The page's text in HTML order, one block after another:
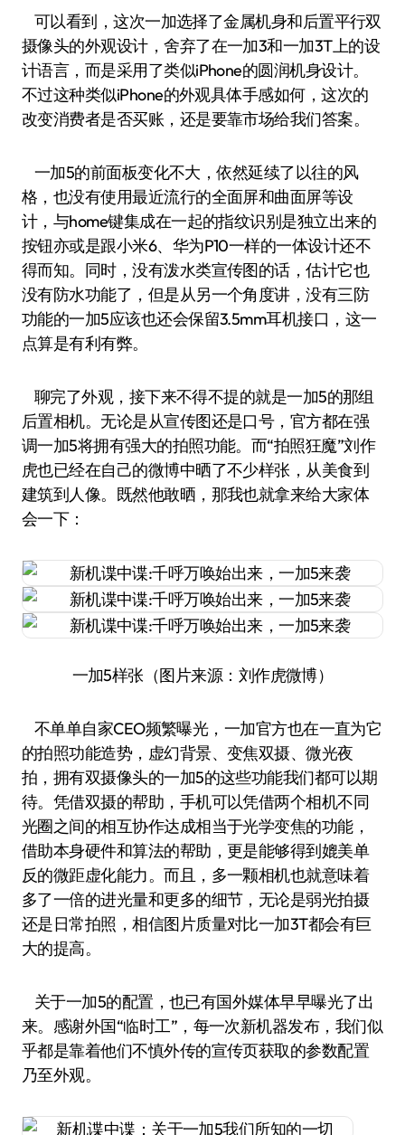
可以看到，这次一加选择了金属机身和后置平行双
摄像头的外观设计，舍弃了在一加3和一加3T上的设
计语言，而是采用了类似iPhone的圆润机身设计。
不过这种类似iPhone的外观具体手感如何，这次的
改变消费者是否买账，还是要靠市场给我们答案。
一加5的前面板变化不大，依然延续了以往的风
格，也没有使用最近流行的全面屏和曲面屏等设
计，与home键集成在一起的指纹识别是独立出来的
按钮亦或是跟小米6、华为P10一样的一体设计还不
得而知。同时，没有泼水类宣传图的话，估计它也
没有防水功能了，但是从另一个角度讲，没有三防
功能的一加5应该也还会保留3.5mm耳机接口，这一
点算是有利有弊。
聊完了外观，接下来不得不提的就是一加5的那组
后置相机。无论是从宣传图还是口号，官方都在强
调一加5将拥有强大的拍照功能。而“拍照狂魔”刘作
虎也已经在自己的微博中晒了不少样张，从美食到
建筑到人像。既然他敢晒，那我也就拿来给大家体
会一下：
一加5样张（图片来源：刘作虎微博）
不单单自家CEO频繁曝光，一加官方也在一直为它
的拍照功能造势，虚幻背景、变焦双摄、微光夜
拍，拥有双摄像头的一加5的这些功能我们都可以期
待。凭借双摄的帮助，手机可以凭借两个相机不同
光圈之间的相互协作达成相当于光学变焦的功能，
借助本身硬件和算法的帮助，更是能够得到媲美单
反的微距虚化能力。而且，多一颗相机也就意味着
多了一倍的进光量和更多的细节，无论是弱光拍摄
还是日常拍照，相信图片质量对比一加3T都会有巨
大的提高。
关于一加5的配置，也已有国外媒体早早曝光了出
来。感谢外国“临时工”，每一次新机器发布，我们似
乎都是靠着他们不慎外传的宣传页获取的参数配置
乃至外观。